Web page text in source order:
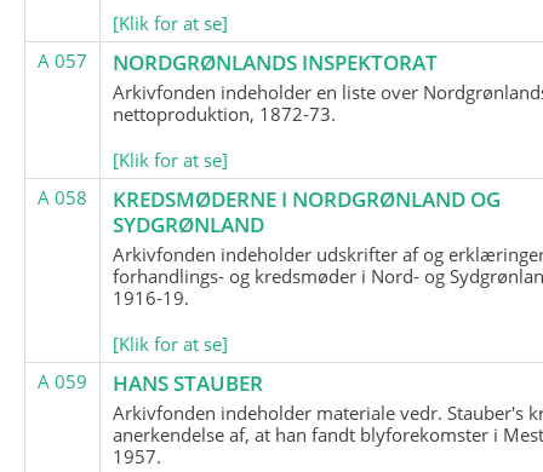
[Klik for at se]
A 057
NORDGRØNLANDS INSPEKTORAT
Arkivfonden indeholder en liste over
nettoproduktion, 1872-73.
[Klik for at se]
A 058
KREDSMØDERNE I NORDGRØNLAND OG
SYDGRØNLAND
Arkivfonden indeholder udskrifter af og
forhandlings- og kredsmøder i Nord- og
1916-19.
[Klik for at se]
A 059
HANS STAUBER
Arkivfonden indeholder materiale vedr. Stauber's
anerkendelse af, at han fandt blyforekomster i
1957.